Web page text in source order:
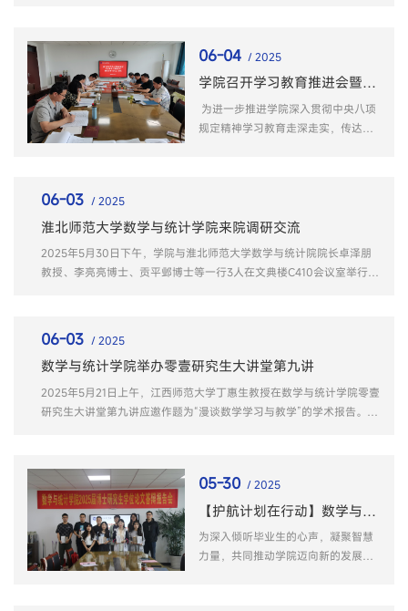
晓贵在报告中系统阐述了数学教学社会学的理论基础和研究...
06-04 / 2025
学院召开学习教育推进会暨校第十二次党代会精神传达学习会
为进一步推进学院深入贯彻中央八项
规定精神学习教育走深走实，传达校
议，学院党委书记黄友生主持会
黄友生领学了《习近平总书记关于党
的建设的重...
06-03 / 2025
淮北师范大学数学与统计学院来院调研交流
2025年5月30日下午，学院与淮北师范大学数学与统计院院长卓泽朋
教授、李亮亮博士、贡平邺博士等一行3人在文典楼C410会议室举行调
06-03 / 2025
数学与统计学院举办零壹研究生大讲堂第九讲
2025年5月21日上午，江西师范大学丁惠生教授在数学与统计学院零壹
研究生大讲堂第九讲应邀作题为“漫谈数学学习与教学”的学术报告。报
生带来了一场关于数学教育的深刻思考。报告会开始，...
05-30 / 2025
【护航计划在行动】数学与统计学院举办2025届毕业生团学骨干座谈会暨“我为母校发展献策”“我为学弟学妹护航”活动
为深入倾听毕业生的心声，凝聚智慧
力量，共同推动学院迈向新的发展阶